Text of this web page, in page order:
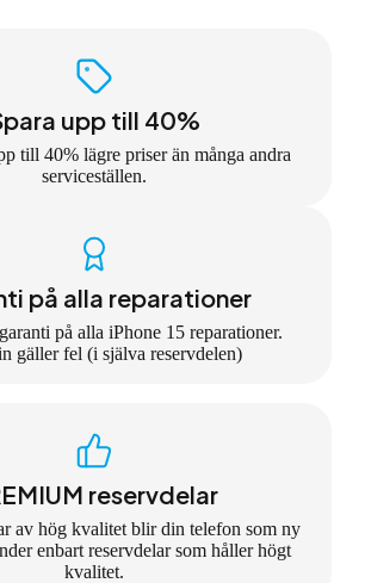
upp till 40%
till 40% lägre priser än många andra
serviceställen.
på alla reparationer
på alla iPhone 15 reparationer.
gäller fel (i själva reservdelen)
reservdelar
av hög kvalitet blir din telefon som ny
enbart reservdelar som håller högt
kvalitet.